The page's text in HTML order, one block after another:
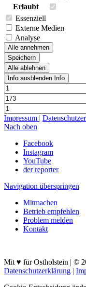
Erlaubt
Essenziell
Externe Medien
Analyse
Alle annehmen
Speichern
Alle ablehnen
Info ausblenden Info
Impressum |
Nach oben
Facebook
Instagram
YouTube
der reporter
Navigation überspringen
Mitmachen
Betrieb empfehlen
Problem melden
Kontakt
Mit ♥ für Ostholstein | ©
Datenschutzerklärung |